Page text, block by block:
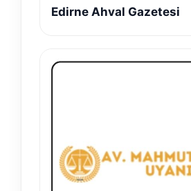
Edirne Ahval Gazetesi